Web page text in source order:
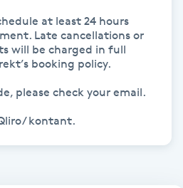
at least 24 hours
Late cancellations or
will be charged in full
booking policy.
please check your email.